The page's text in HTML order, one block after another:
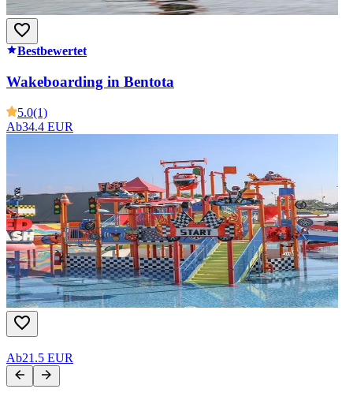
Bestbewertet
Wakeboarding in Bentota
5.0(1)
Ab34.4 EUR
Ab21.5 EUR